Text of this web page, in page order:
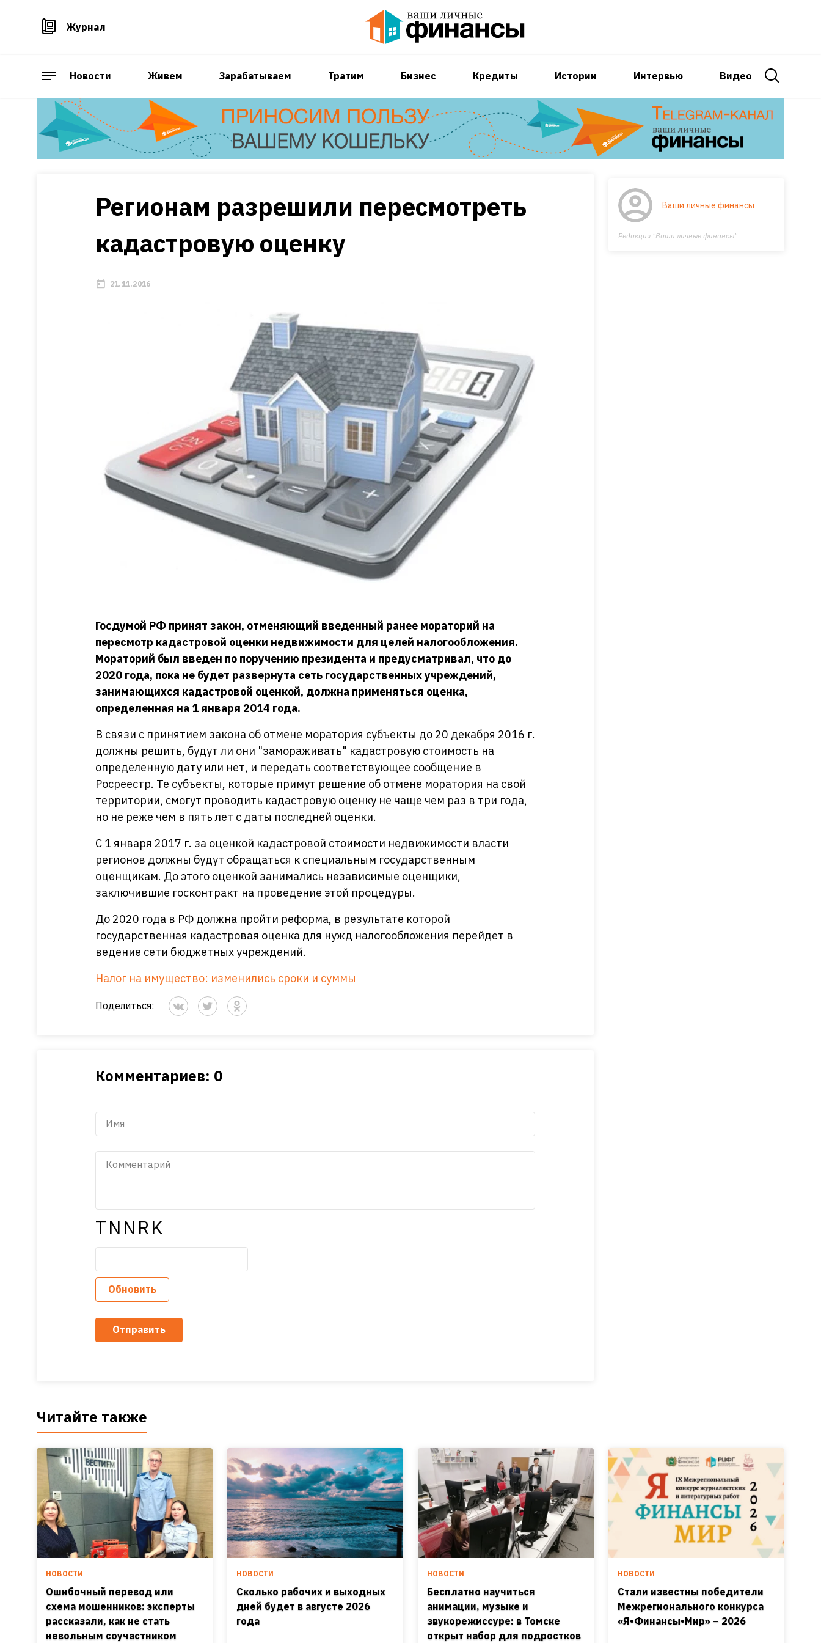
Журнал
Новости Живем Зарабатываем Тратим Бизнес Кредиты Истории Интервью Видео
Регионам разрешили пересмотреть
кадастровую оценку
21.11.2016
Ваши личные финансы
Редакция "Ваши личные финансы"
Госдумой РФ принят закон, отменяющий введенный ранее мораторий на
пересмотр кадастровой оценки недвижимости для целей налогообложения.
Мораторий был введен по поручению президента и предусматривал, что до
2020 года, пока не будет развернута сеть государственных учреждений,
занимающихся кадастровой оценкой, должна применяться оценка,
определенная на 1 января 2014 года.
В связи с принятием закона об отмене моратория субъекты до 20 декабря 2016 г.
должны решить, будут ли они "замораживать" кадастровую стоимость на
определенную дату или нет, и передать соответствующее сообщение в
Росреестр. Те субъекты, которые примут решение об отмене моратория на свой
территории, смогут проводить кадастровую оценку не чаще чем раз в три года,
но не реже чем в пять лет с даты последней оценки.
С 1 января 2017 г. за оценкой кадастровой стоимости недвижимости власти
регионов должны будут обращаться к специальным государственным
оценщикам. До этого оценкой занимались независимые оценщики,
заключившие госконтракт на проведение этой процедуры.
До 2020 года в РФ должна пройти реформа, в результате которой
государственная кадастровая оценка для нужд налогообложения перейдет в
ведение сети бюджетных учреждений.
Налог на имущество: изменились сроки и суммы
Поделиться:
Комментариев: 0
TNNRK
Обновить
Отправить
Читайте также
НОВОСТИ
Ошибочный перевод или
схема мошенников: эксперты
рассказали, как не стать
невольным соучастником
НОВОСТИ
Сколько рабочих и выходных
дней будет в августе 2026
года
НОВОСТИ
Бесплатно научиться
анимации, музыке и
звукорежиссуре: в Томске
открыт набор для подростков
НОВОСТИ
Стали известны победители
Межрегионального конкурса
«Я•Финансы•Мир» – 2026